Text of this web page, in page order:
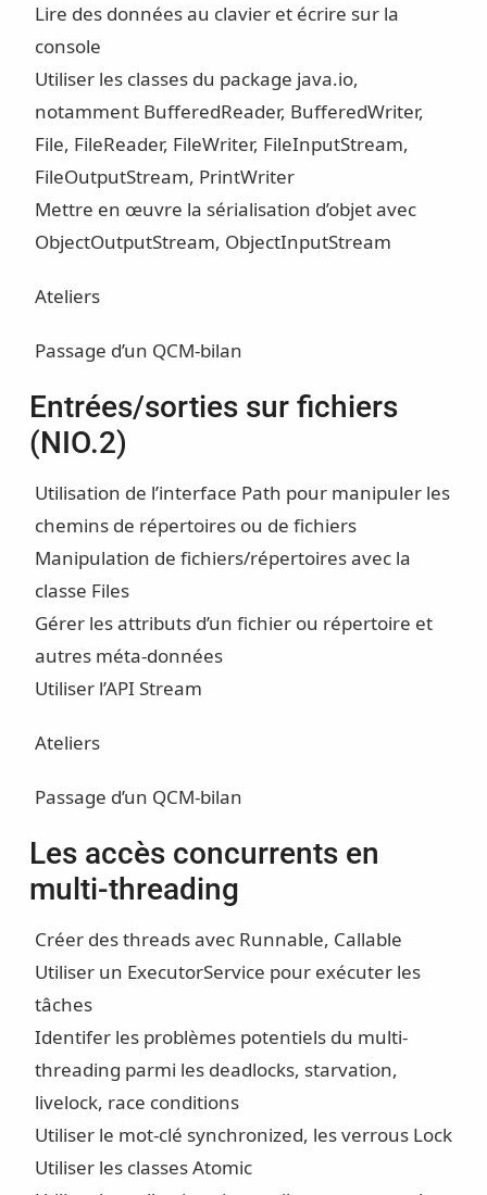
Lire des données au clavier et écrire sur la
console
Utiliser les classes du package java.io,
notamment BufferedReader, BufferedWriter,
File, FileReader, FileWriter, FileInputStream,
FileOutputStream, PrintWriter
Mettre en œuvre la sérialisation d’objet avec
ObjectOutputStream, ObjectInputStream
Ateliers
Passage d’un QCM-bilan
Entrées/sorties sur fichiers
(NIO.2)
Utilisation de l’interface Path pour manipuler les
chemins de répertoires ou de fichiers
Manipulation de fichiers/répertoires avec la
classe Files
Gérer les attributs d’un fichier ou répertoire et
autres méta-données
Utiliser l’API Stream
Ateliers
Passage d’un QCM-bilan
Les accès concurrents en
multi-threading
Créer des threads avec Runnable, Callable
Utiliser un ExecutorService pour exécuter les
tâches
Identifer les problèmes potentiels du multi-
threading parmi les deadlocks, starvation,
livelock, race conditions
Utiliser le mot-clé synchronized, les verrous Lock
Utiliser les classes Atomic